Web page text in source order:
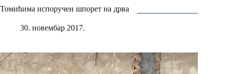
Томићима испоручен шпорет на дрва
30. новембар 2017.